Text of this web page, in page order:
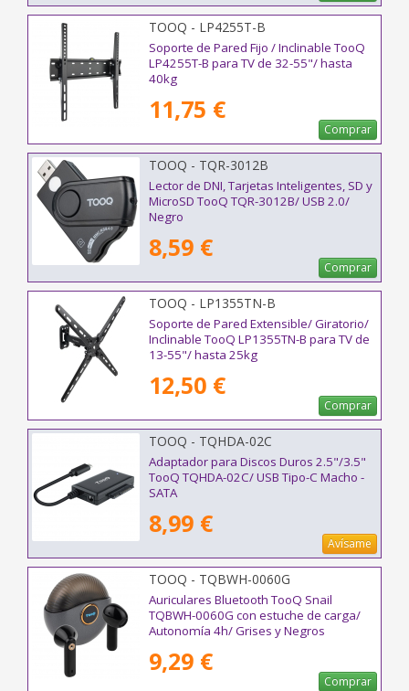
TOOQ - LP4255T-B
Soporte de Pared Fijo / Inclinable TooQ
LP4255T-B para TV de 32-55"/ hasta
40kg
11,75 €
Comprar
TOOQ - TQR-3012B
Lector de DNI, Tarjetas Inteligentes, SD y
MicroSD TooQ TQR-3012B/ USB 2.0/
Negro
8,59 €
Comprar
TOOQ - LP1355TN-B
Soporte de Pared Extensible/ Giratorio/
Inclinable TooQ LP1355TN-B para TV de
13-55"/ hasta 25kg
12,50 €
Comprar
TOOQ - TQHDA-02C
Adaptador para Discos Duros 2.5"/3.5"
TooQ TQHDA-02C/ USB Tipo-C Macho -
SATA
8,99 €
Avísame
TOOQ - TQBWH-0060G
Auriculares Bluetooth TooQ Snail
TQBWH-0060G con estuche de carga/
Autonomía 4h/ Grises y Negros
9,29 €
Comprar